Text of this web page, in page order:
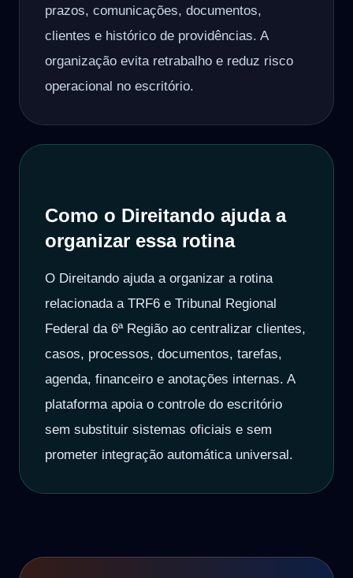
prazos, comunicações, documentos,
clientes e histórico de providências. A
organização evita retrabalho e reduz risco
operacional no escritório.
Como o Direitando ajuda a
organizar essa rotina
O Direitando ajuda a organizar a rotina
relacionada a TRF6 e Tribunal Regional
Federal da 6ª Região ao centralizar clientes,
casos, processos, documentos, tarefas,
agenda, financeiro e anotações internas. A
plataforma apoia o controle do escritório
sem substituir sistemas oficiais e sem
prometer integração automática universal.